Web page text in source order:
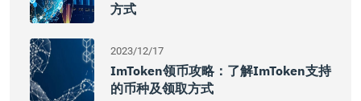
方式
2023/12/17
ImToken领币攻略：了解imToken支持
的币种及领取方式